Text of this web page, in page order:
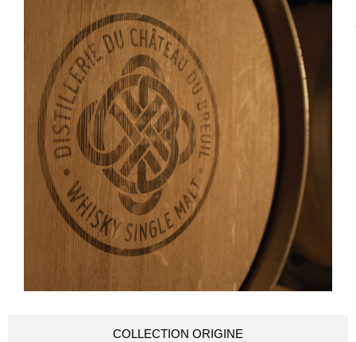
COLLECTION ORIGINE